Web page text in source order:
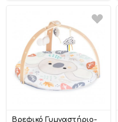
Βρεφικό Γυμναστήριο-